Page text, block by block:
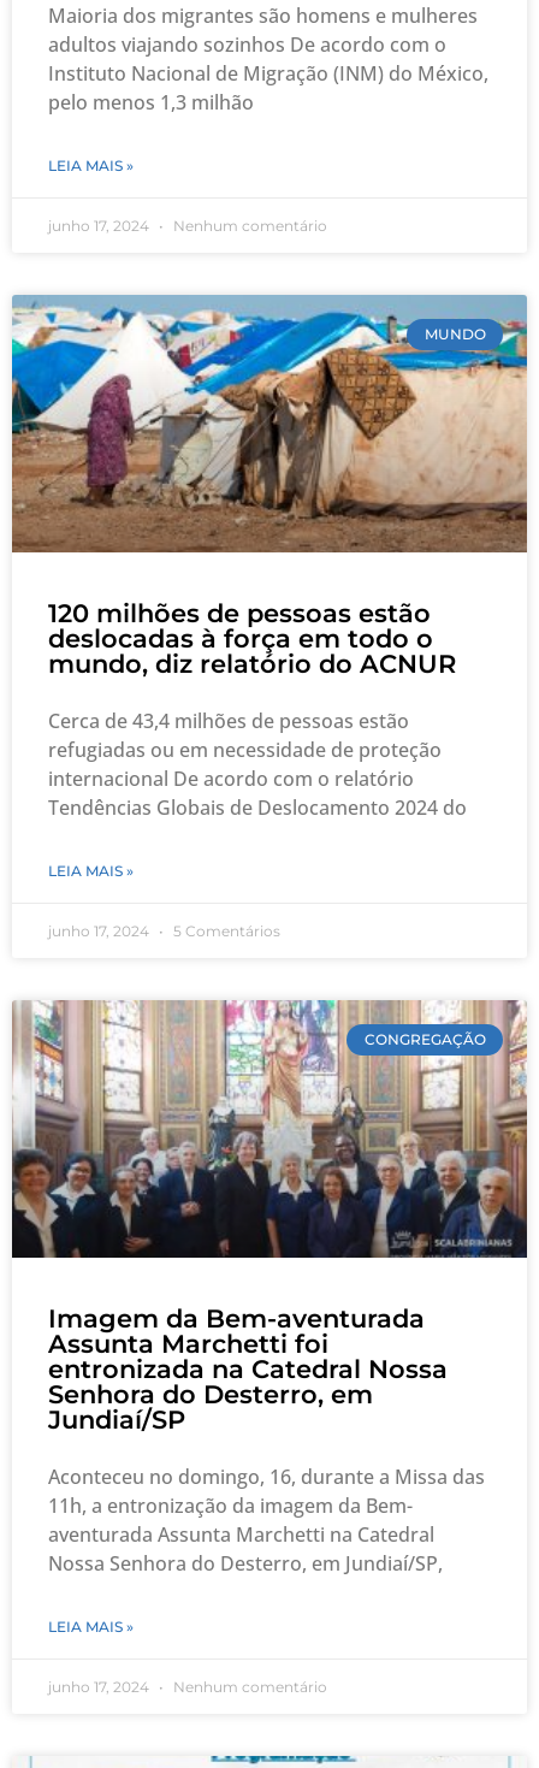
Maioria dos migrantes são homens e mulheres
adultos viajando sozinhos De acordo com o
Instituto Nacional de Migração (INM) do México,
pelo menos 1,3 milhão
LEIA MAIS »
junho 17, 2024 Nenhum comentário
MUNDO
120 milhões de pessoas estão
deslocadas à força em todo o
mundo, diz relatório do ACNUR
Cerca de 43,4 milhões de pessoas estão
refugiadas ou em necessidade de proteção
internacional De acordo com o relatório
Tendências Globais de Deslocamento 2024 do
LEIA MAIS »
junho 17, 2024 5 Comentários
CONGREGAÇÃO
Imagem da Bem-aventurada
Assunta Marchetti foi
entronizada na Catedral Nossa
Senhora do Desterro, em
Jundiaí/SP
Aconteceu no domingo, 16, durante a Missa das
11h, a entronização da imagem da Bem-
aventurada Assunta Marchetti na Catedral
Nossa Senhora do Desterro, em Jundiaí/SP,
LEIA MAIS »
junho 17, 2024 Nenhum comentário